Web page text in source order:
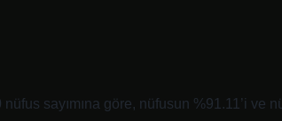
sayımına göre, nüfusun %91.11’i ve